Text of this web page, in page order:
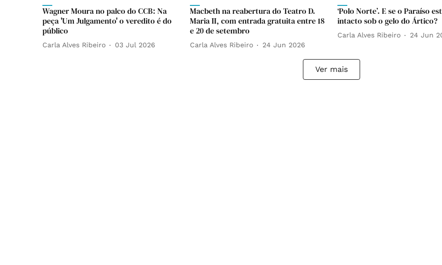
Wagner Moura no palco do CCB: Na
peça 'Um Julgamento' o veredito é do
público
Carla Alves Ribeiro 03 Jul 2026
Macbeth na reabertura do Teatro D.
Maria II, com entrada gratuita entre 18
e 20 de setembro
Carla Alves Ribeiro 24 Jun 2026
‘Polo Norte’. E se o Paraíso
intacto sob o gelo do Ártico?
Carla Alves Ribeiro 24 Jun
Ver mais